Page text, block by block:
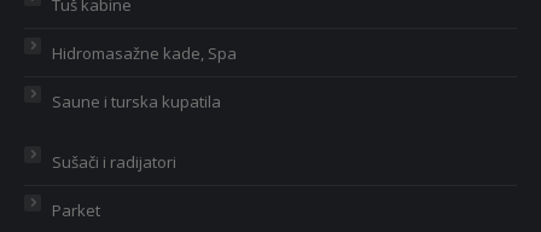
Tuš kabine
Hidromasažne kade, Spa
Saune i turska kupatila
Sušači i radijatori
Parket